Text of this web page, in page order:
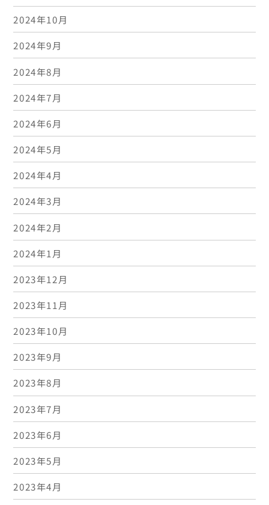
2024年10月
2024年9月
2024年8月
2024年7月
2024年6月
2024年5月
2024年4月
2024年3月
2024年2月
2024年1月
2023年12月
2023年11月
2023年10月
2023年9月
2023年8月
2023年7月
2023年6月
2023年5月
2023年4月